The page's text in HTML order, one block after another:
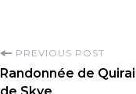
PREVIOUS POST
Randonnée de